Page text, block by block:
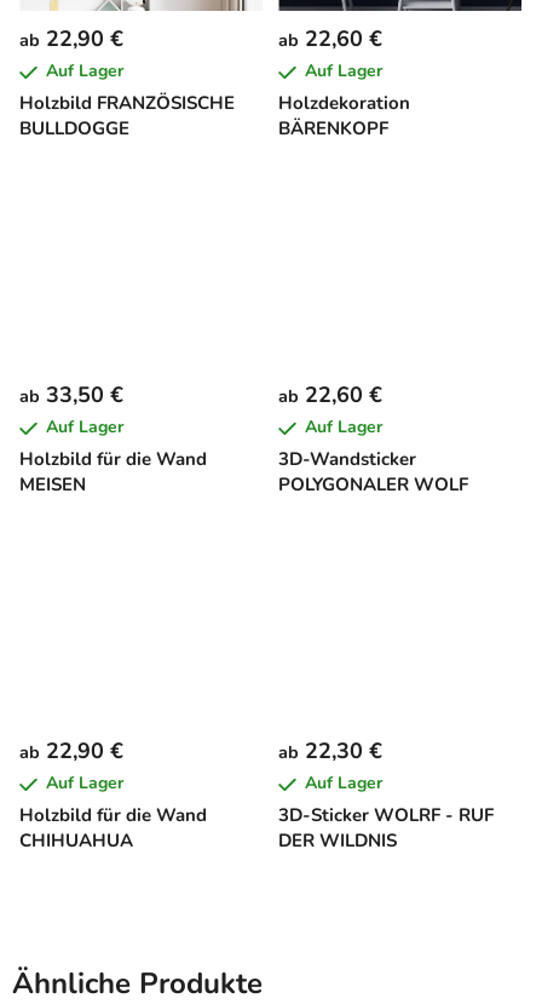
Holzbild FRANZÖSISCHE
BULLDOGGE
ab 22,90 €
Auf Lager
Holzdekoration
BÄRENKOPF
ab 22,60 €
Auf Lager
Holzbild für die Wand
MEISEN
ab 33,50 €
Auf Lager
3D-Wandsticker
POLYGONALER WOLF
ab 22,60 €
Auf Lager
Holzbild für die Wand
CHIHUAHUA
ab 22,90 €
Auf Lager
3D-Sticker WOLRF - RUF
DER WILDNIS
ab 22,30 €
Auf Lager
Ähnliche Produkte